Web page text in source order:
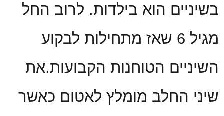
בשיניים הוא בילדות. לרוב החל
מגיל 6 שאז מתחילות לבקוע
השיניים הטוחנות הקבועות.את
שיני החלב מומלץ לאטום כאשר